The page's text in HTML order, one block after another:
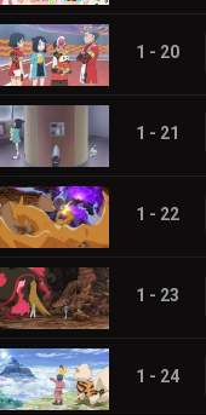
1 - 20
1 - 21
1 - 22
1 - 23
1 - 24